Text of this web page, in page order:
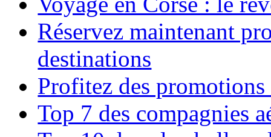
Réservez maintenant
destinations
Profitez des
Top 7 des compagnies